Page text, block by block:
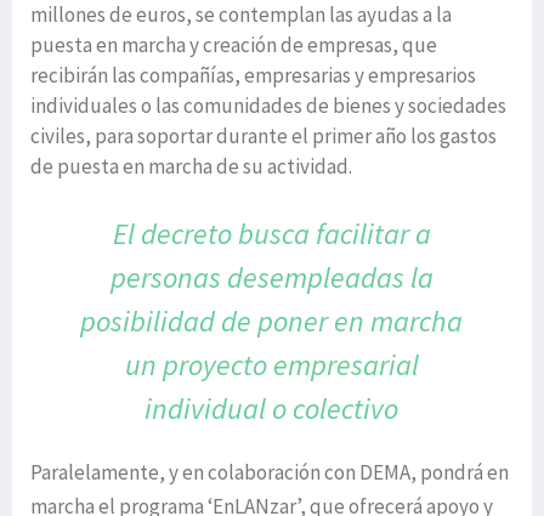
millones de euros, se contemplan las ayudas a la
puesta en marcha y creación de empresas, que
recibirán las compañías, empresarias y empresarios
individuales o las comunidades de bienes y sociedades
civiles, para soportar durante el primer año los gastos
de puesta en marcha de su actividad.
El decreto busca facilitar a
personas desempleadas la
posibilidad de poner en marcha
un proyectoempresarial
individual o colectivo
Paralelamente, y en colaboración con DEMA, pondrá en
marcha el programa ‘EnLANzar’, que ofrecerá apoyo y